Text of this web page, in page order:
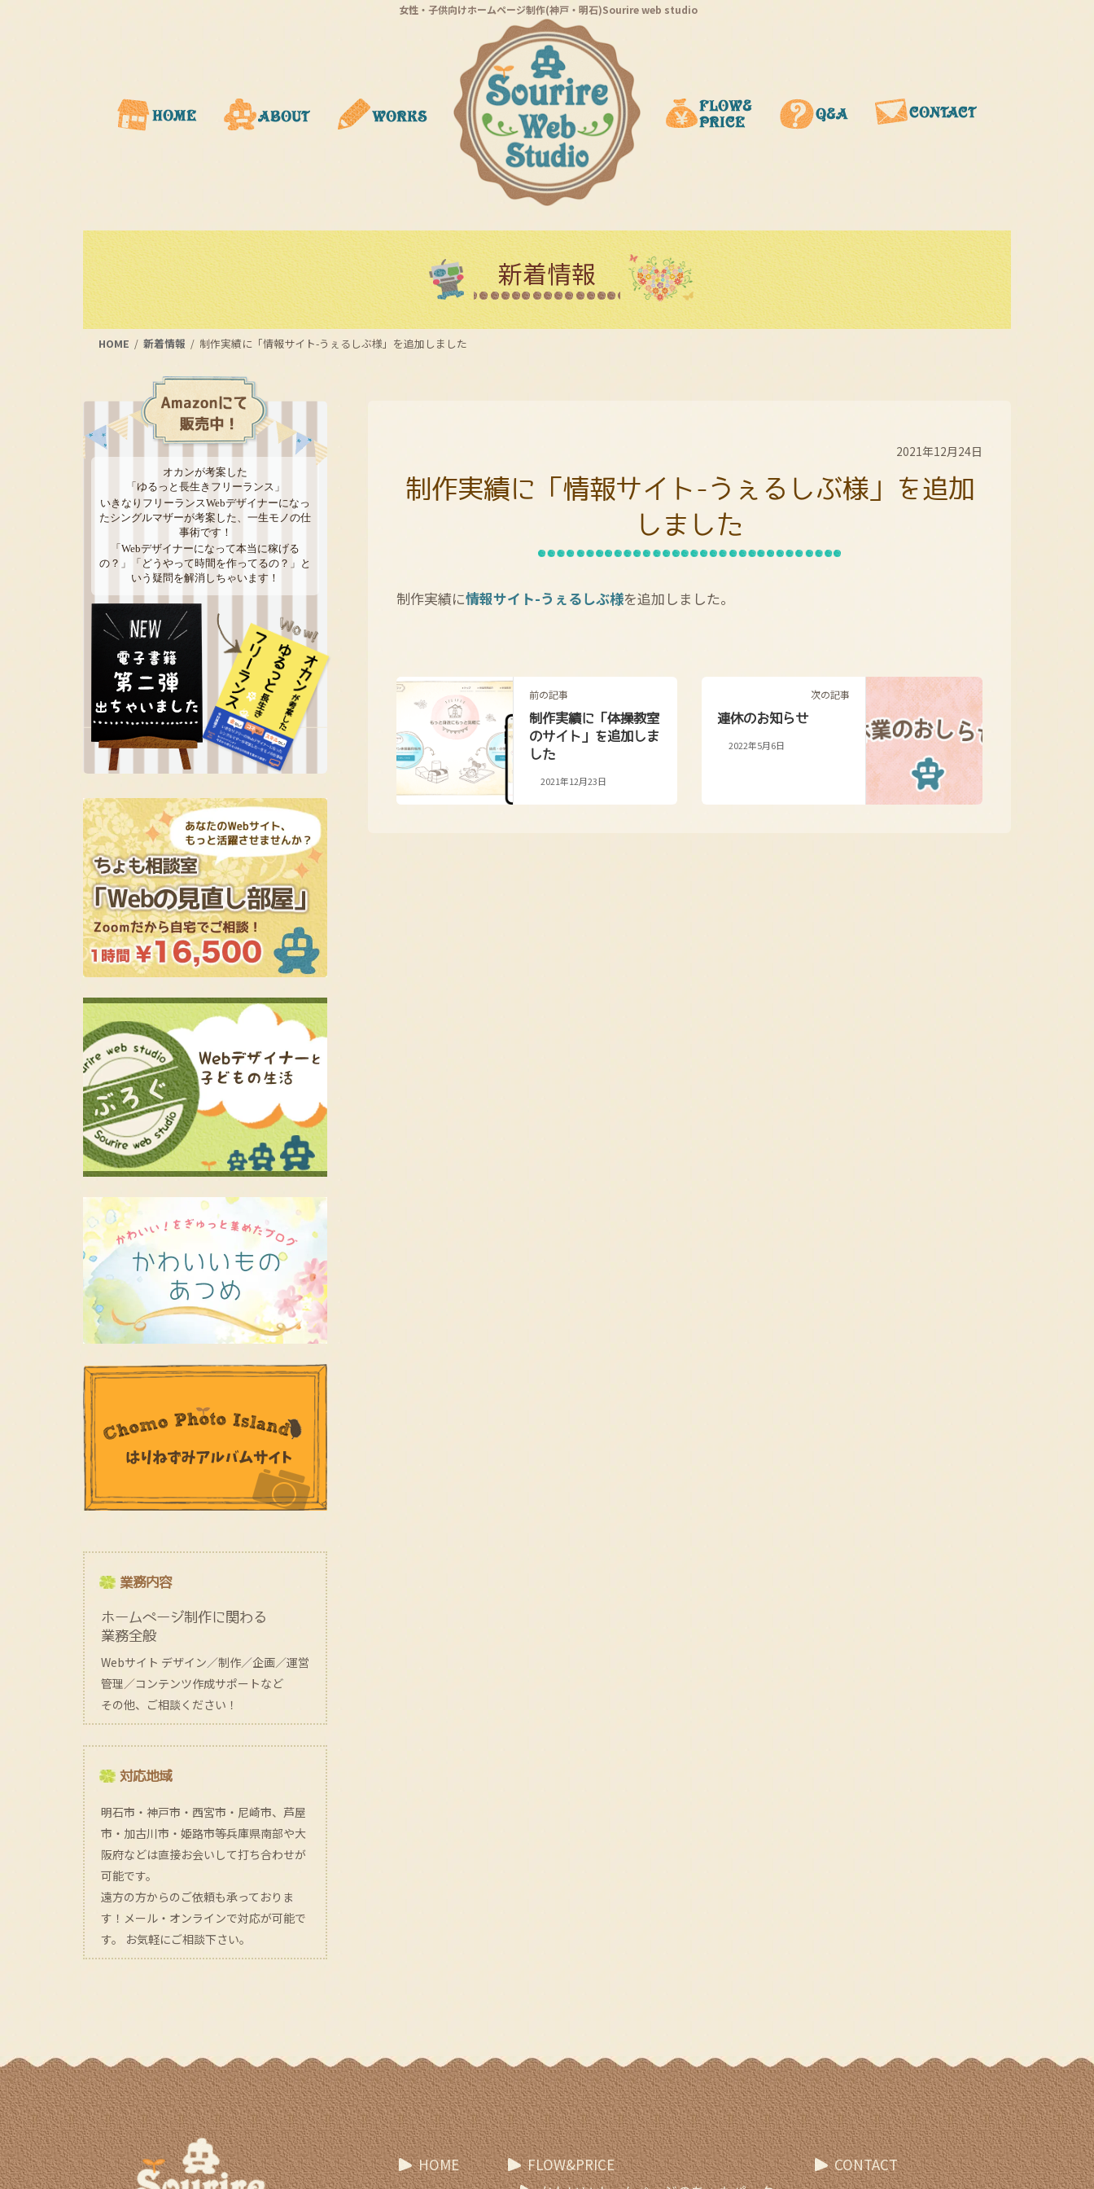
女性・子供向けホームページ制作(神戸・明石)Sourire web studio
新着情報
HOME 新着情報 制作実績に「情報サイト-うぇるしぶ様」を追加しました
2021年12月24日
制作実績に「情報サイト-うぇるしぶ様」を追加
しました
制作実績に情報サイト-うぇるしぶ様を追加しました。
前の記事
制作実績に「体操教室
のサイト」を追加しま
した
2021年12月23日
次の記事
連休のお知らせ
2022年5月6日
オカンが考案した
「ゆるっと長生きフリーランス」
いきなりフリーランスWebデザイナーになっ
たシングルマザーが考案した、一生モノの仕
事術です！
「Webデザイナーになって本当に稼げる
の？」「どうやって時間を作ってるの？」と
いう疑問を解消しちゃいます！
業務内容
ホームページ制作に関わる
業務全般
Webサイト デザイン／制作／企画／運営
管理／コンテンツ作成サポートなど
その他、ご相談ください！
対応地域
明石市・神戸市・西宮市・尼崎市、芦屋
市・加古川市・姫路市等兵庫県南部や大
阪府などは直接お会いして打ち合わせが
可能です。
遠方の方からのご依頼も承っておりま
す！メール・オンラインで対応が可能で
す。 お気軽にご相談下さい。
HOME
FLOW&PRICE
CONTACT